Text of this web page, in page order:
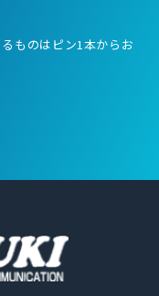
ものはピン1本からお